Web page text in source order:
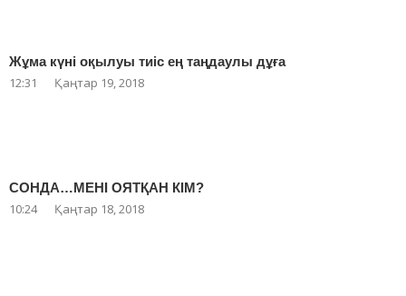
Жұма күні оқылуы тиіс ең таңдаулы дұға
12:31 Қаңтар 19, 2018
СОНДА…МЕНІ ОЯТҚАН КІМ?
10:24 Қаңтар 18, 2018